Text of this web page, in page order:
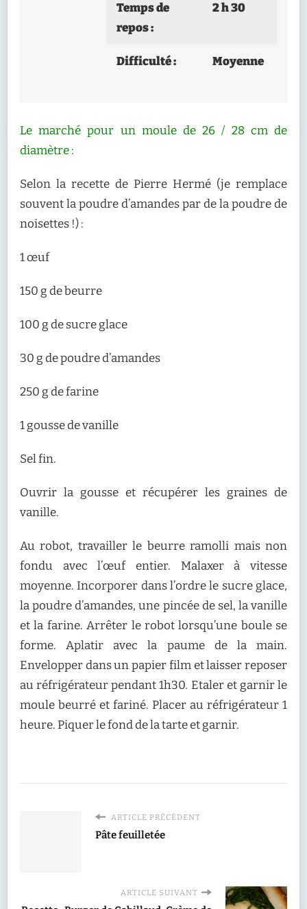
Temps de
repos :
2 h 30
Difficulté : Moyenne
Le marché pour un moule de 26 / 28 cm de
diamètre :
Selon la recette de Pierre Hermé (je remplace
souvent la poudre d’amandes par de la poudre de
noisettes !) :
1 œuf
150 g de beurre
100 g de sucre glace
30 g de poudre d’amandes
250 g de farine
1 gousse de vanille
Sel fin.
Ouvrir la gousse et récupérer les graines de
vanille.
Au robot, travailler le beurre ramolli mais non
fondu avec l’œuf entier. Malaxer à vitesse
moyenne. Incorporer dans l’ordre le sucre glace,
la poudre d’amandes, une pincée de sel, la vanille
et la farine. Arrêter le robot lorsqu’une boule se
forme. Aplatir avec la paume de la main.
Envelopper dans un papier film et laisser reposer
au réfrigérateur pendant 1h30. Etaler et garnir le
moule beurré et fariné. Placer au réfrigérateur 1
heure. Piquer le fond de la tarte et garnir.
ARTICLE PRÉCÉDENT
Pâte feuilletée
ARTICLE SUIVANT